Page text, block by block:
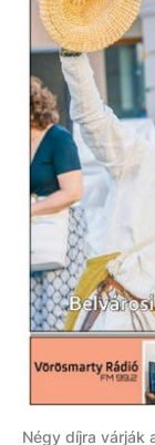
Négy díjra várják